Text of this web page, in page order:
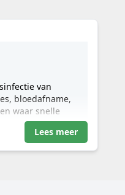
van
bloedafname,
waar snelle
Lees meer